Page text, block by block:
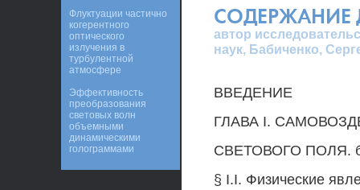
СОДЕРЖАНИЕ
автор
наук, Бабиченко,
ВВЕДЕНИЕ
ГЛАВА I.
СВЕТОВОГО ПОЛЯ.
§ I.I. Физические
Флуктуации частично
когерентного
оптического
излучения в
турбулентной
атмосфере
Эффективность
преобразования
световых волн
объемными
динамическими
голограммами